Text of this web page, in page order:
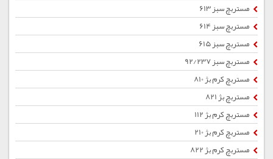
مستربچ سبز 613
مستربچ سبز 614
مستربچ سبز 615
مستربچ سبز 92/237
مستربچ کرم بژ 810
مستربچ بژ 821
مستربچ کرم بژ 112
مستربچ کرم بژ 210
مستربچ کرم بژ 822